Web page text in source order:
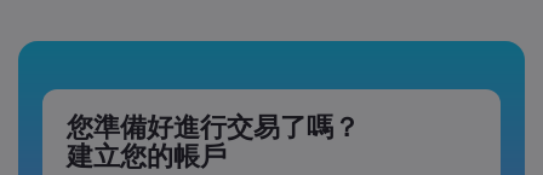
您準備好進行交易了嗎？
建立您的帳戶